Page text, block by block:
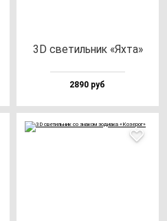
3D све­тиль­ник «Яхта»
2890 руб